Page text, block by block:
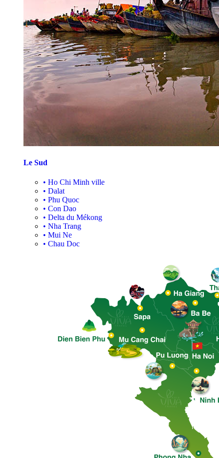
Le Sud
• Ho Chi Minh ville
• Dalat
• Phu Quoc
• Con Dao
• Delta du Mékong
• Nha Trang
• Mui Ne
• Chau Doc